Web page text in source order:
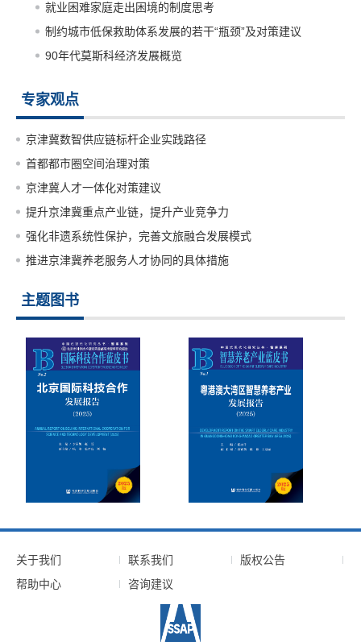
就业困难家庭走出困境的制度思考
制约城市低保救助体系发展的若干“瓶颈”及对策建议
90年代莫斯科经济发展概览
专家观点
京津冀数智供应链标杆企业实践路径
首都都市圈空间治理对策
京津冀人才一体化对策建议
提升京津冀重点产业链，提升产业竞争力
强化非遗系统性保护，完善文旅融合发展模式
推进京津冀养老服务人才协同的具体措施
主题图书
关于我们 联系我们
版权公告
帮助中心
咨询建议